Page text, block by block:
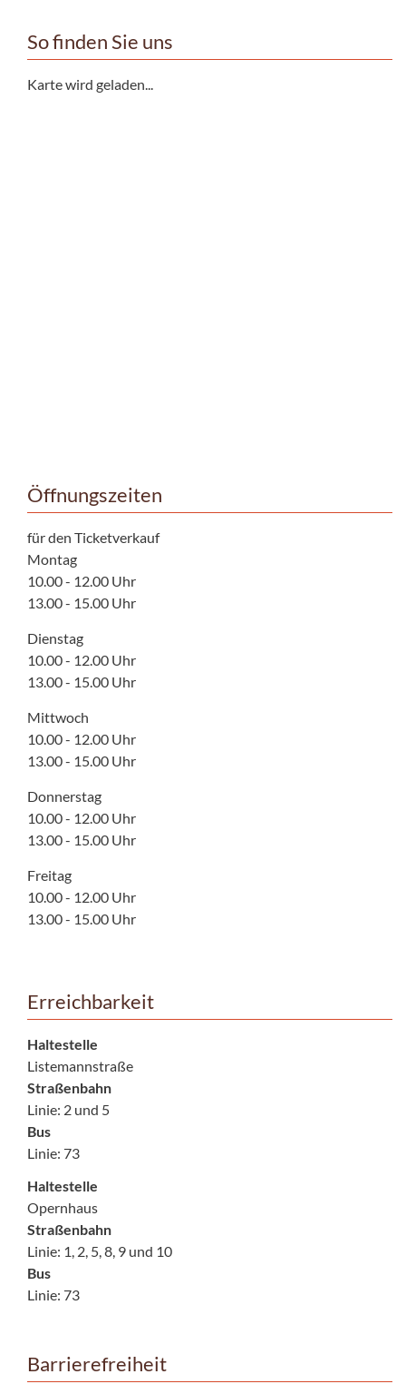
So finden Sie uns
Karte wird geladen...
Öffnungszeiten
für den Ticketverkauf
Montag
10.00 - 12.00 Uhr
13.00 - 15.00 Uhr
Dienstag
10.00 - 12.00 Uhr
13.00 - 15.00 Uhr
Mittwoch
10.00 - 12.00 Uhr
13.00 - 15.00 Uhr
Donnerstag
10.00 - 12.00 Uhr
13.00 - 15.00 Uhr
Freitag
10.00 - 12.00 Uhr
13.00 - 15.00 Uhr
Erreichbarkeit
Haltestelle
Listemannstraße
Straßenbahn
Linie: 2 und 5
Bus
Linie: 73
Haltestelle
Opernhaus
Straßenbahn
Linie: 1, 2, 5, 8, 9 und 10
Bus
Linie: 73
Barrierefreiheit